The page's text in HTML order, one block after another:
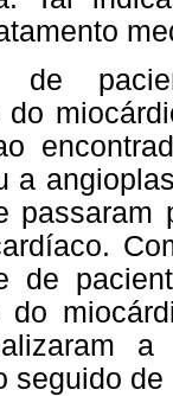
do
a
passaram
de
do
seguido